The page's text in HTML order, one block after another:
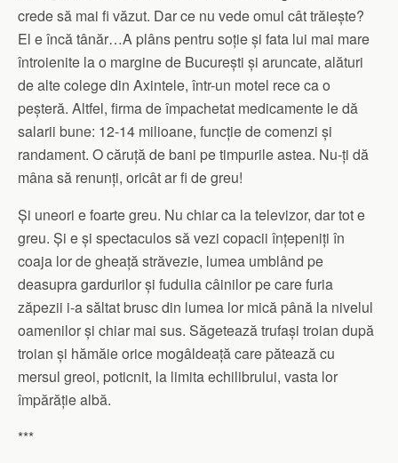
crede să mai fi văzut. Dar ce nu vede omul cât trăiește?
El e încă tânăr…A plâns pentru soție și fata lui mai mare
întroienite la o margine de București și aruncate, alături
de alte colege din Axintele, într-un motel rece ca o
peșteră. Altfel, firma de împachetat medicamente le dă
salarii bune: 12-14 milioane, funcție de comenzi și
randament. O căruță de bani pe timpurile astea. Nu-ți dă
mâna să renunți, oricât ar fi de greu!
Și uneori e foarte greu. Nu chiar ca la televizor, dar tot e
greu. Și e și spectaculos să vezi copacii înțepeniți în
coaja lor de gheață străvezie, lumea umblând pe
deasupra gardurilor și fudulia câinilor pe care furia
zăpezii i-a săltat brusc din lumea lor mică până la nivelul
oamenilor și chiar mai sus. Săgetează trufași troian după
troian și hămăie orice mogâldeață care pătează cu
mersul greoi, poticnit, la limita echilibrului, vasta lor
împărăție albă.
***